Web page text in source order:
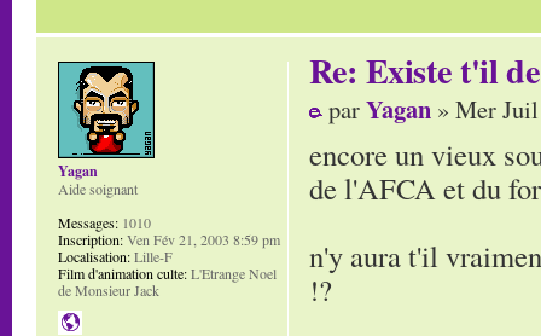
Re: Existe t'il
parYagan » Mer
encore un vieux
de l'AFCA et du
n'y aura t'il
!?
Yagan
Aide soignant
Messages: 1010
Inscription:Ven Fév 21, 2003 8:59 pm
Localisation:Lille-F
Film d'animation culte:L'Etrange Noel
de Monsieur Jack